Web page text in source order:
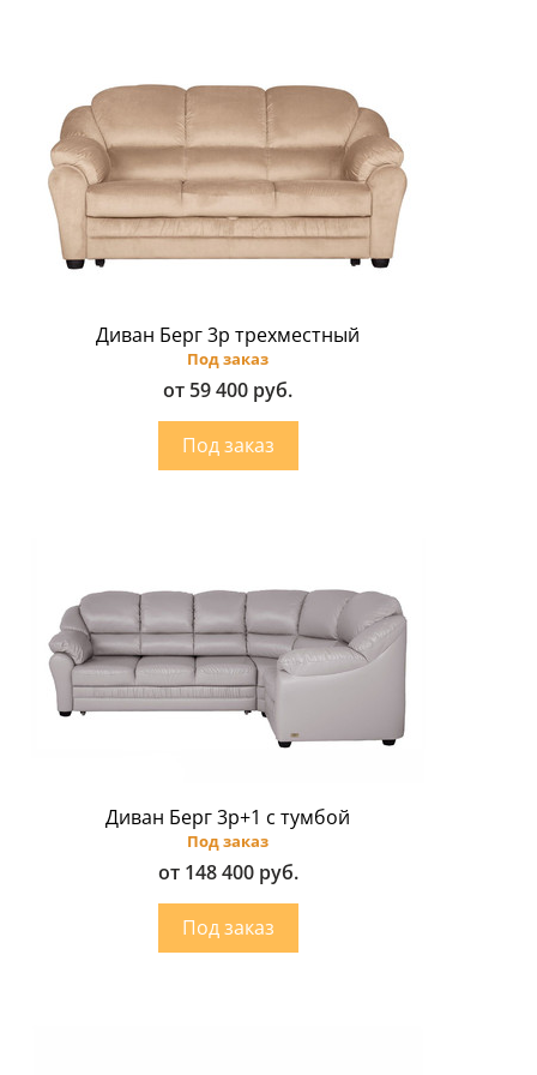
Диван Берг 3p трехместный
Под заказ
от 59 400 руб.
Диван Берг 3р+1 с тумбой
Под заказ
от 148 400 руб.